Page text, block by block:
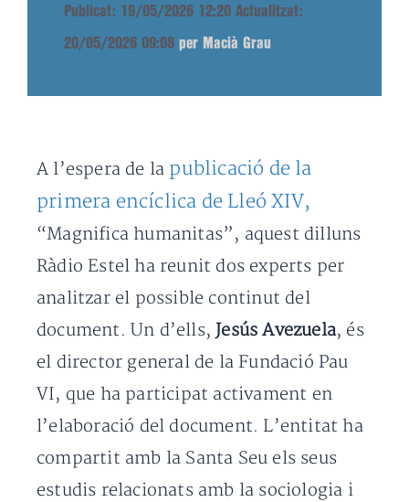
Publicat: 19/05/2026 12:20 Actualitzat:
20/05/2026 09:08 per Macià Grau
A l’espera de la publicació de la
primera encíclica de Lleó XIV,
“Magnifica humanitas”, aquest dilluns
Ràdio Estel ha reunit dos experts per
analitzar el possible continut del
document. Un d’ells, Jesús Avezuela, és
el director general de la Fundació Pau
VI, que ha participat activament en
l’elaboració del document. L’entitat ha
compartit amb la Santa Seu els seus
estudis relacionats amb la sociologia i